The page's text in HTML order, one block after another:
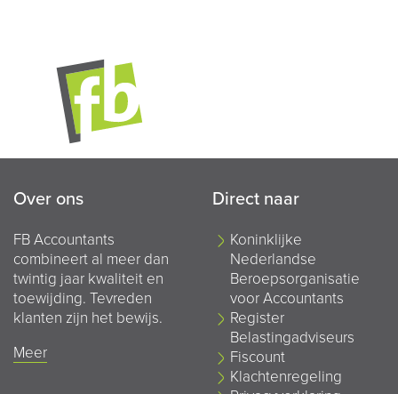
Over ons
FB Accountants
combineert al meer dan
twintig jaar kwaliteit en
toewijding. Tevreden
klanten zijn het bewijs.
Meer
Direct naar
Koninklijke
Nederlandse
Beroepsorganisatie
voor Accountants
Register
Belastingadviseurs
Fiscount
Klachtenregeling